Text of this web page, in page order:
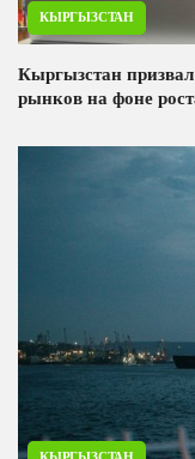
КЫРГЫЗСТАН
Кыргызстан
рынков на фоне